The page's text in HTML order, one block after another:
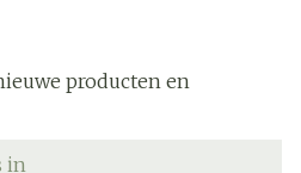
producten en